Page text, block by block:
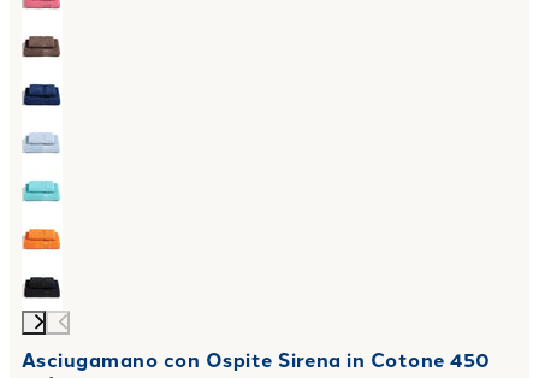
Asciugamano con Ospite Sirena in Cotone 450